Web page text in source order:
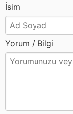
İsim
Yorum / Bilgi